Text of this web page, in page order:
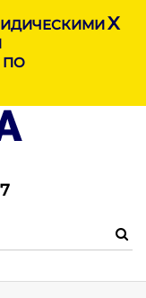
МЕНЮ
ПО
X
7